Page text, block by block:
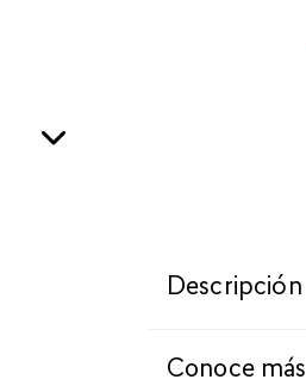
Descripción
Conoce más